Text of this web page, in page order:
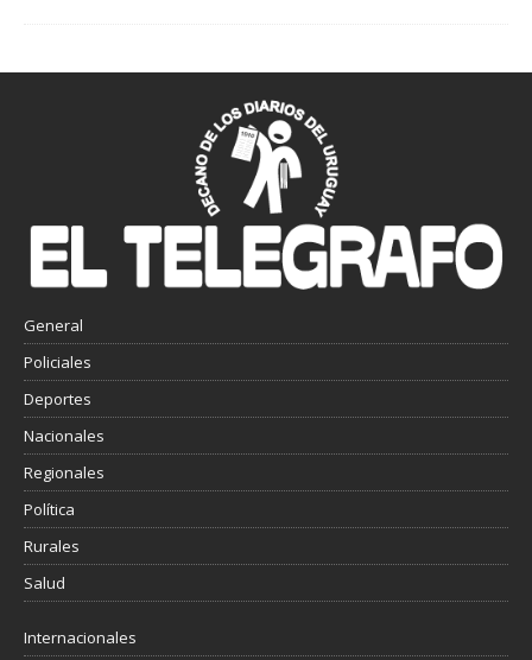
General
Policiales
Deportes
Nacionales
Regionales
Política
Rurales
Salud
Internacionales